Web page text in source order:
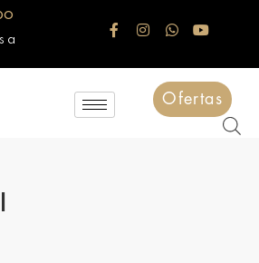
a
Ofertas